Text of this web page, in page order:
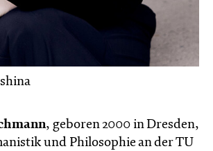
, geboren 2000 in Dresden,
und Philosophie an der TU